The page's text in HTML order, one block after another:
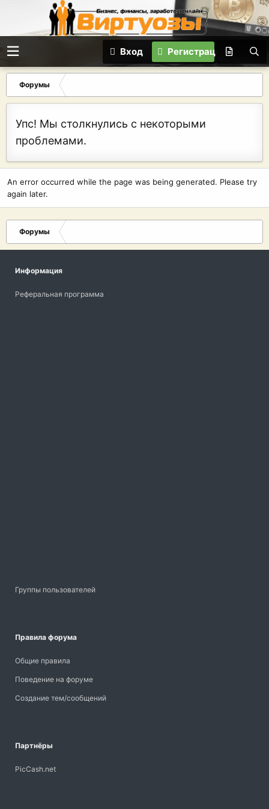
Вход Регистрация
Форумы
Упс! Мы столкнулись с некоторыми
проблемами.
An error occurred while the page was being generated. Please try
again later.
Форумы
Информация
Реферальная программа
Группы пользователей
Правила форума
Общие правила
Поведение на форуме
Создание тем/сообщений
Партнёры
PicCash.net